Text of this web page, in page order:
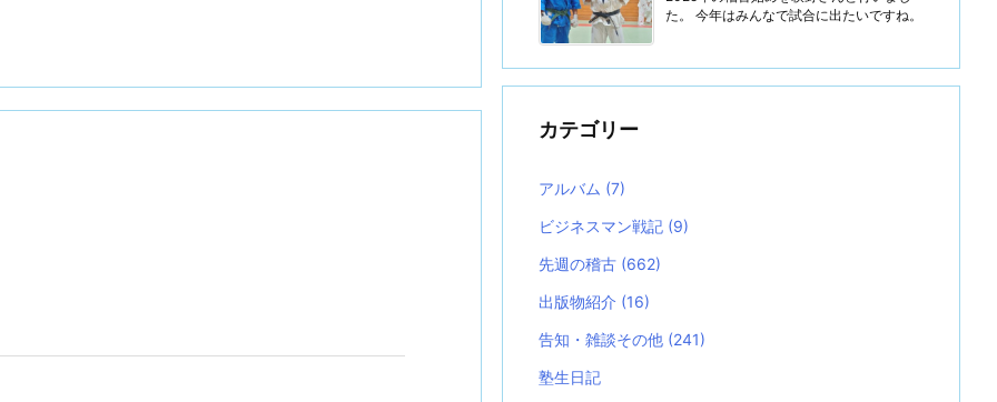
た。 今年はみんなで試合に出たいですね。
カテゴリー
アルバム (7)
ビジネスマン戦記 (9)
先週の稽古 (662)
出版物紹介 (16)
告知・雑談その他 (241)
塾生日記